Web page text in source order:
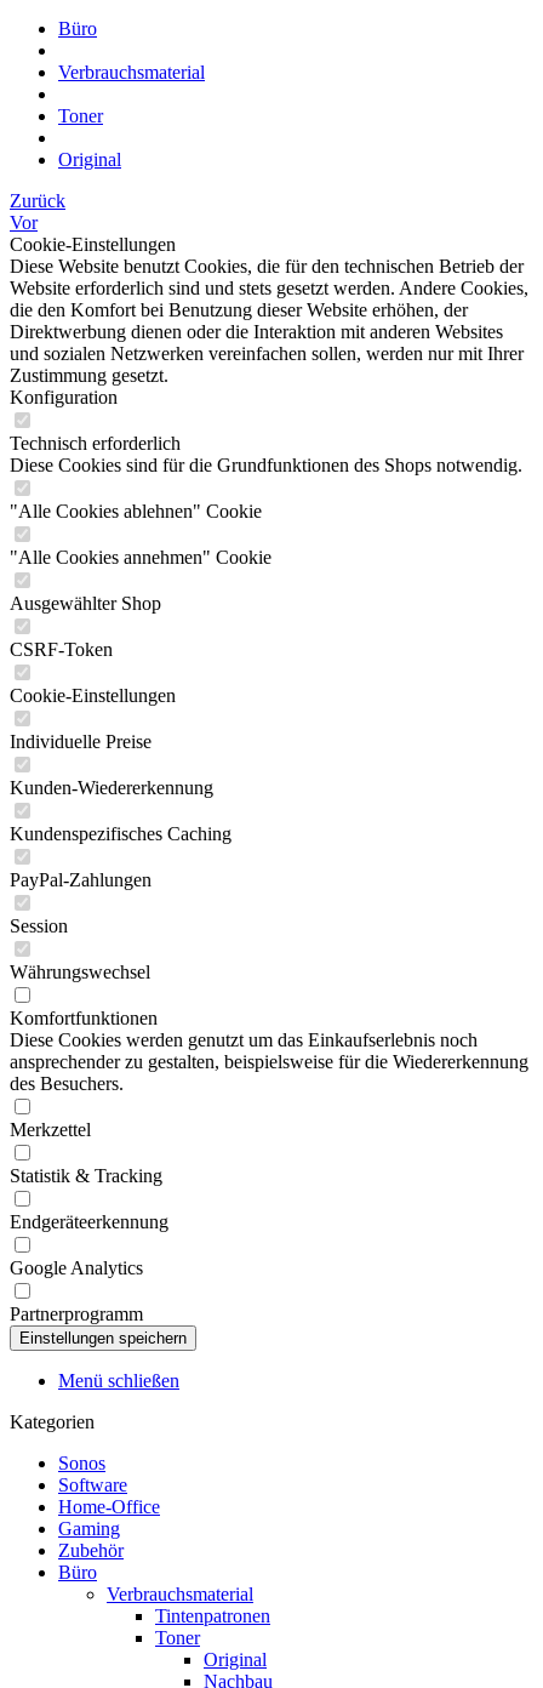
Büro
Verbrauchsmaterial
Toner
Original
Zurück
Vor
Cookie-Einstellungen
Diese Website benutzt Cookies, die für den technischen Betrieb der
Website erforderlich sind und stets gesetzt werden. Andere Cookies,
die den Komfort bei Benutzung dieser Website erhöhen, der
Direktwerbung dienen oder die Interaktion mit anderen Websites
und sozialen Netzwerken vereinfachen sollen, werden nur mit Ihrer
Zustimmung gesetzt.
Konfiguration
Technisch erforderlich
Diese Cookies sind für die Grundfunktionen des Shops notwendig.
"Alle Cookies ablehnen" Cookie
"Alle Cookies annehmen" Cookie
Ausgewählter Shop
CSRF-Token
Cookie-Einstellungen
Individuelle Preise
Kunden-Wiedererkennung
Kundenspezifisches Caching
PayPal-Zahlungen
Session
Währungswechsel
Komfortfunktionen
Diese Cookies werden genutzt um das Einkaufserlebnis noch
ansprechender zu gestalten, beispielsweise für die Wiedererkennung
des Besuchers.
Merkzettel
Statistik & Tracking
Endgeräteerkennung
Google Analytics
Partnerprogramm
Menü schließen
Kategorien
Sonos
Software
Home-Office
Gaming
Zubehör
Büro
Verbrauchsmaterial
Tintenpatronen
Toner
Original
Nachbau